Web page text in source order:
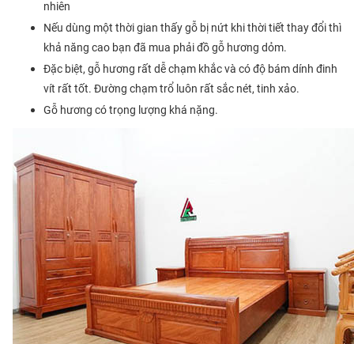
nhiên
Nếu dùng một thời gian thấy gỗ bị nứt khi thời tiết thay đổi thì
khả năng cao bạn đã mua phải đồ gỗ hương dỏm.
Đặc biệt, gỗ hương rất dễ chạm khắc và có độ bám dính đinh
vít rất tốt. Đường chạm trổ luôn rất sắc nét, tinh xảo.
Gỗ hương có trọng lượng khá nặng.